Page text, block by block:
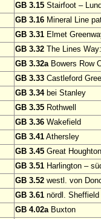
GB 3.15 Stairfoot –
GB 3.16 Mineral Line
GB 3.31 Elmet
GB 3.32 The Lines
GB 3.32aBowers Row
GB 3.33 Castleford
GB 3.34bei Stanley
GB 3.35 Rothwell
GB 3.36 Wakefield
GB 3.41 Athersley
GB 3.45 Great
GB 3.51 Harlington –
GB 3.52 westl. von
GB 3.61 nördl. Sheffield
GB 4.02aBuxton